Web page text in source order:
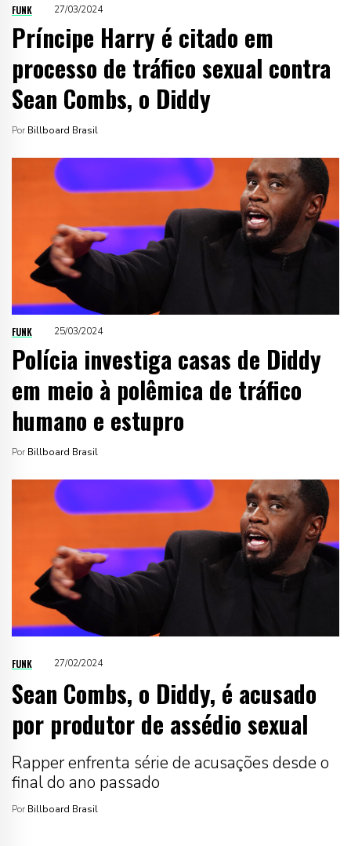
FUNK 27/03/2024
Príncipe Harry é citado em
processo de tráfico sexual contra
Sean Combs, o Diddy
Por Billboard Brasil
FUNK 25/03/2024
Polícia investiga casas de Diddy
em meio à polêmica de tráfico
humano e estupro
Por Billboard Brasil
FUNK 27/02/2024
Sean Combs, o Diddy, é acusado
por produtor de assédio sexual
Rapper enfrenta série de acusações desde o
final do ano passado
Por Billboard Brasil